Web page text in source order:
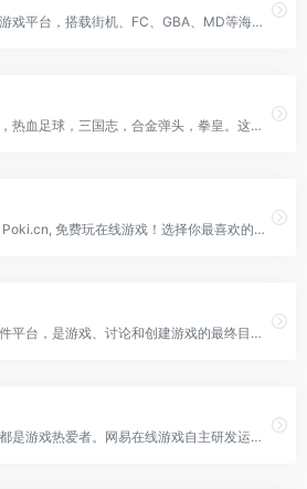
《畅玩空间》极客游戏平台，搭载街机、FC、GBA、MD等海量怀旧游戏。基于智能预测无延迟联机技术，全面满足所有玩家游戏体验。零下载
魂斗罗，超级玛丽，热血足球，三国志，合金弹头，拳皇。这些小时候的回忆，黑白电视机前玩着小霸王游戏机的那种感觉令人怀念，希望大家可以找回童年的快乐
在终极在线游乐场 Poki.cn, 免费玩在线游戏！选择你最喜欢的游戏，玩得开心！
Steam是游戏和软件平台，是游戏、讨论和创建游戏的最终目的地。
我和你一样，我们都是游戏热爱者。网易在线游戏自主研发运营多款在线游戏，包括《大话西游Ⅱ》、《梦幻西游2》、《新大话西游3 》、《武魂》、《天下3》、《大唐无双2